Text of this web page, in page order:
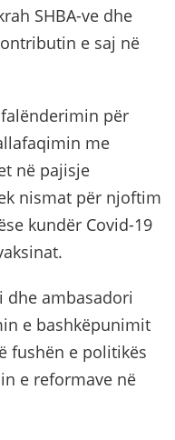
SHBA-ve dhe
e saj në
për
me
në pajisje
nismat për njoftim
kundër Covid-19
dhe ambasadori
e bashkëpunimit
fushën e politikës
e reformave në